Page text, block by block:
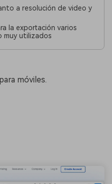
a resolución de video y
la exportación varios
muy utilizados
móviles.